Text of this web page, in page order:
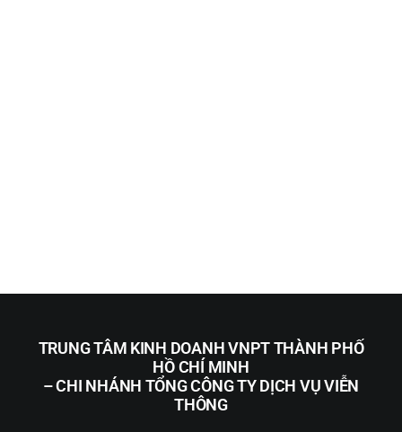
TRUNG TÂM KINH DOANH VNPT THÀNH PHỐ
HỒ CHÍ MINH
– CHI NHÁNH TỔNG CÔNG TY DỊCH VỤ VIỄN
THÔNG